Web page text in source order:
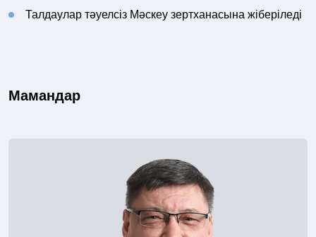
Талдаулар тәуелсіз Мәскеу зертханасына жіберіледі
Мамандар